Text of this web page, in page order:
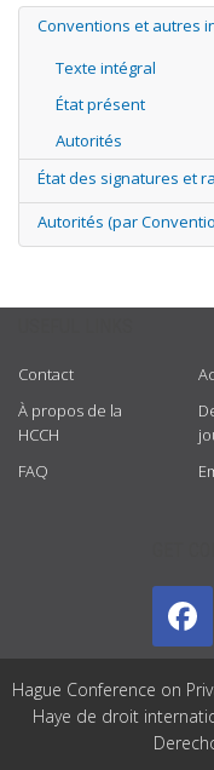
Conventions et autres
Texte intégral
État présent
Autorités
État des signatures et
Autorités (par
Contact
À propos de la
HCCH
FAQ
Hague Conference on
Haye de droit